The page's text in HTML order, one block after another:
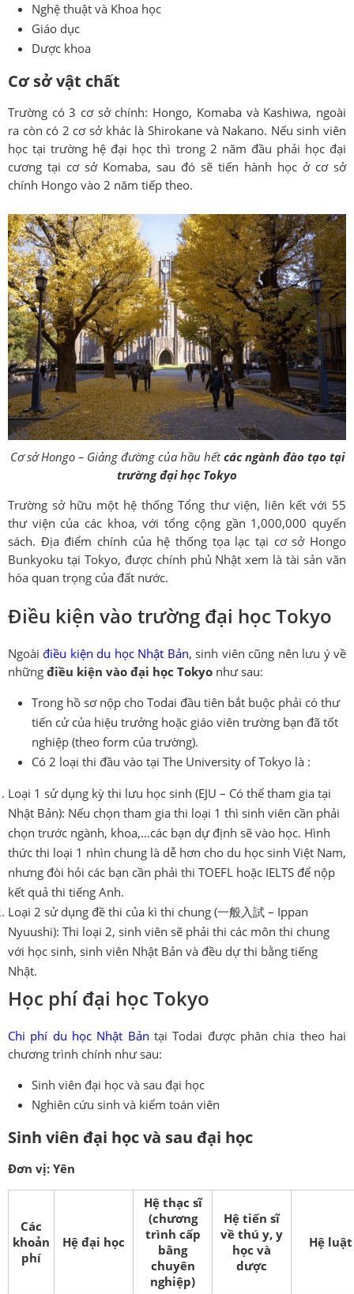
Nghệ thuật và Khoa học
Giáo dục
Dược khoa
Cơ sở vật chất
Trường có 3 cơ sở chính: Hongo, Komaba và Kashiwa, ngoài
ra còn có 2 cơ sở khác là Shirokane và Nakano. Nếu sinh viên
học tại trường hệ đại học thì trong 2 năm đầu phải học đại
cương tại cơ sở Komaba, sau đó sẽ tiến hành học ở cơ sở
chính Hongo vào 2 năm tiếp theo.
Cơ sở Hongo – Giảng đường của hầu hếtcác ngành đào tạo tại
trường đại học Tokyo
Trường sở hữu một hệ thống Tổng thư viện, liên kết với 55
thư viện của các khoa, với tổng cộng gần 1,000,000 quyển
sách. Địa điểm chính của hệ thống tọa lạc tại cơ sở Hongo
Bunkyoku tại Tokyo, được chính phủ Nhật xem là tài sản văn
hóa quan trọng của đất nước.
Điều kiện vào trường đại học Tokyo
Ngoàiđiều kiện du học Nhật Bản, sinh viên cũng nên lưu ý về
những điều kiện vào đại học Tokyo như sau:
Trong hồ sơ nộp cho Todai đầu tiên bắt buộc phải có thư
tiến cử của hiệu trưởng hoặc giáo viên trường bạn đã tốt
nghiệp (theo form của trường).
Có 2 loại thi đầu vào tại The University of Tokyo là :
Loại 1 sử dụng kỳ thi lưu học sinh (EJU – Có thể tham gia tại
Nhật Bản): Nếu chọn tham gia thi loại 1 thì sinh viên cần phải
chọn trước ngành, khoa,…các bạn dự định sẽ vào học. Hình
thức thi loại 1 nhìn chung là dễ hơn cho du học sinh Việt Nam,
nhưng đòi hỏi các bạn cần phải thi TOEFL hoặc IELTS để nộp
kết quả thi tiếng Anh.
Loại 2 sử dụng đề thi của kì thi chung (一般入試 – Ippan
Nyuushi): Thi loại 2, sinh viên sẽ phải thi các môn thi chung
với học sinh, sinh viên Nhật Bản và đều dự thi bằng tiếng
Nhật.
Học phí đại học Tokyo
Chi phí du học Nhật Bản tại Todai được phân chia theo hai
chương trình chính như sau:
Sinh viên đại học và sau đại học
Nghiên cứu sinh và kiểm toán viên
Sinh viên đại học và sau đại học
Đơn vị: Yên
Các
khoản
phí
Hệ đại học
Hệ thạc sĩ
(chương
trình cấp
bằng
chuyên
nghiệp)
Hệ tiến sĩ
về thú y, y
học và
dược
Hệ luật